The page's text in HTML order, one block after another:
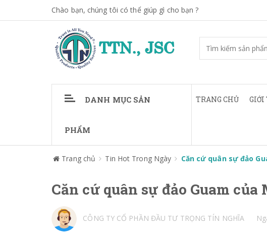
Chào bạn, chúng tôi có thể giúp gì cho bạn ?
DANH MỤC SẢN
PHẨM
TRANG CHỦ
Trang chủ Tin Hot Trong Ngày Căn cứ quân sự đảo
Căn cứ quân sự đảo Guam
CÔNG TY CỔ PHẦN ĐẦU TƯ TRỌNG TÍN NGHĨA